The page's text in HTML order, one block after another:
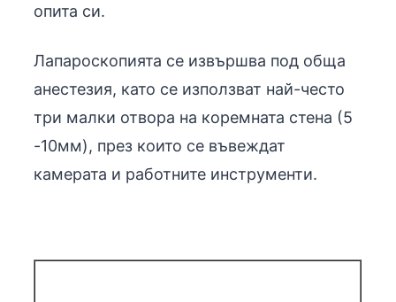
опита си.
Лапароскопията се извършва под обща
анестезия, като се използват най-често
три малки отвора на коремната стена (5
-10мм), през които се въвеждат
камерата и работните инструменти.